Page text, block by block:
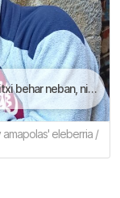
neban atsedena" | Lau Haizetara
eleberria /